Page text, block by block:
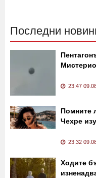
Последни
23:47
Помните
Чехре
23:32
Ходите